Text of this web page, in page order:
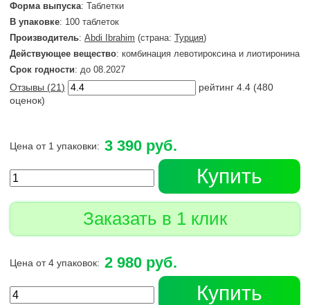
Форма выпуска: Таблетки
В упаковке: 100 таблеток
Производитель: Abdi Ibrahim (страна: Турция)
Действующее вещество: комбинация левотироксина и лиотиронина
Срок годности: до 08.2027
Отзывы (21) рейтинг 4.4 (480
оценок)
Цена от 1 упаковки: 3 390 руб.
Купить
Заказать в 1 клик
Цена от 4 упаковок: 2 980 руб.
Купить